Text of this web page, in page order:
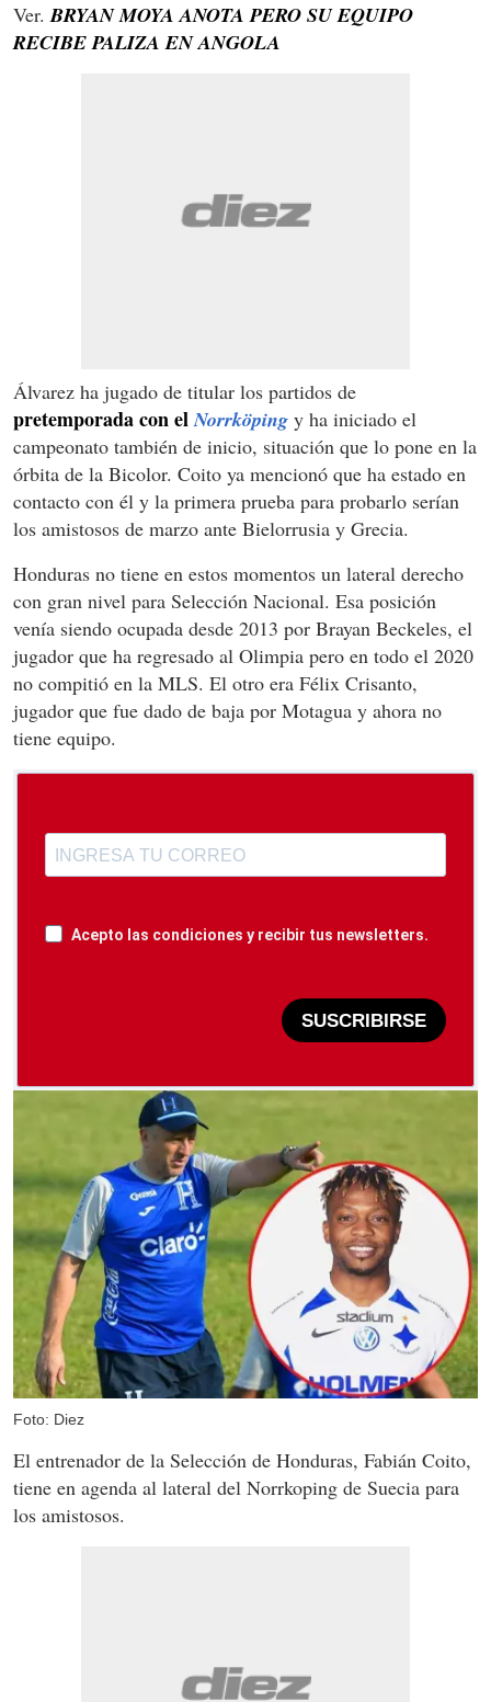
Ver.BRYAN MOYA ANOTA PERO SU EQUIPO
RECIBE PALIZA EN ANGOLA
Álvarez ha jugado de titular los partidos de
pretemporada con elNorrköping y ha iniciado el
campeonato también de inicio, situación que lo pone en la
órbita de la Bicolor. Coito ya mencionó que ha estado en
contacto con él y la primera prueba para probarlo serían
los amistosos de marzo ante Bielorrusia y Grecia.
Honduras no tiene en estos momentos un lateral derecho
con gran nivel para Selección Nacional. Esa posición
venía siendo ocupada desde 2013 por Brayan Beckeles, el
jugador que ha regresado al Olimpia pero en todo el 2020
no compitió en la MLS. El otro era Félix Crisanto,
jugador que fue dado de baja por Motagua y ahora no
tiene equipo.
Acepto las condiciones y recibir tus newsletters.
SUSCRIBIRSE
Foto: Diez
El entrenador de la Selección de Honduras, Fabián Coito,
tiene en agenda al lateral del Norrkoping de Suecia para
los amistosos.